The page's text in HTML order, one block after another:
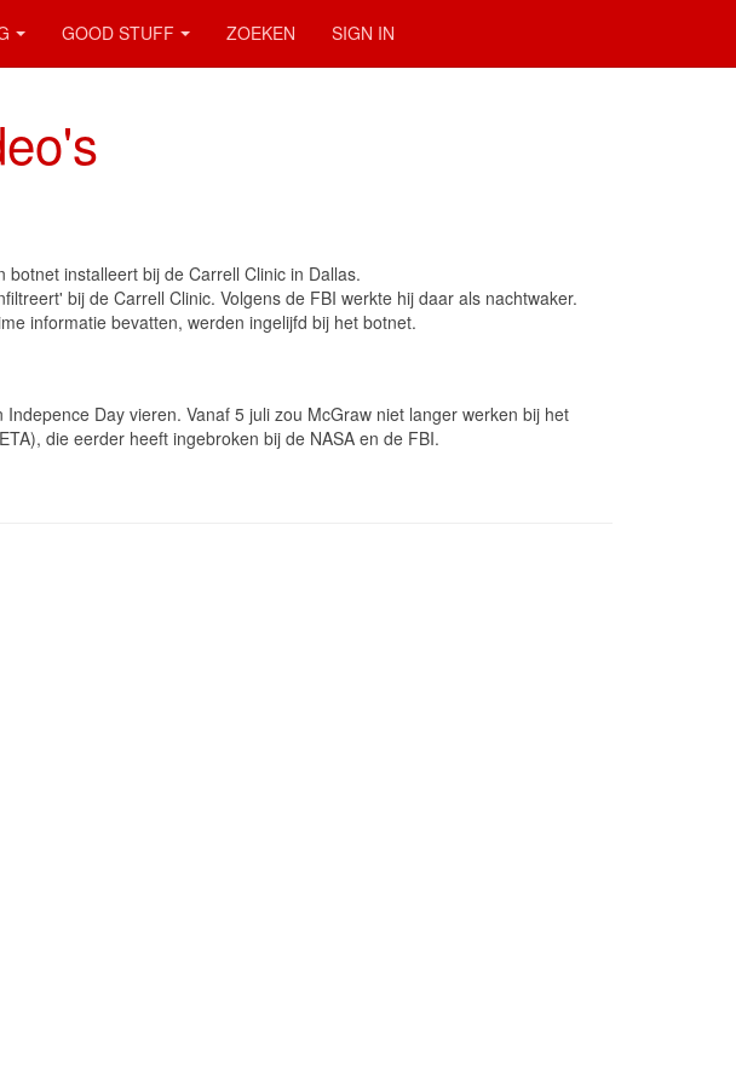
GOOD STUFF ZOEKEN SIGN IN
botnet installeert bij de Carrell Clinic in Dallas.
bij de Carrell Clinic. Volgens de FBI werkte hij daar als nachtwaker.
informatie bevatten, werden ingelijfd bij het botnet.
Day vieren. Vanaf 5 juli zou McGraw niet langer werken bij het
die eerder heeft ingebroken bij de NASA en de FBI.